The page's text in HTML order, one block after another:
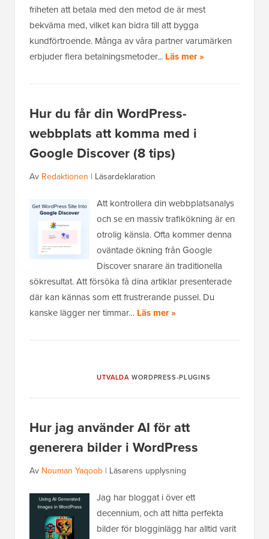
friheten att betala med den metod de är mest
bekväma med, vilket kan bidra till att bygga
kundförtroende. Många av våra partner varumärken
erbjuder flera betalningsmetoder... Läs mer »
Hur du får din WordPress-
webbplats att komma med i
Google Discover (8 tips)
Av Redaktionen | Läsardeklaration
Att kontrollera din webbplatsanalys
och se en massiv trafikökning är en
otrolig känsla. Ofta kommer denna
oväntade ökning från Google
Discover snarare än traditionella
sökresultat. Att försöka få dina artiklar presenterade
där kan kännas som ett frustrerande pussel. Du
kanske lägger ner timmar… Läs mer »
UTVALDA WORDPRESS-PLUGINS
Hur jag använder AI för att
generera bilder i WordPress
Av Nouman Yaqoob | Läsarens upplysning
Jag har bloggat i över ett
decennium, och att hitta perfekta
bilder för blogginlägg har alltid varit